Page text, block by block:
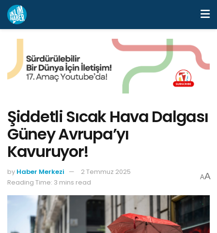
Şiddetli Sıcak Hava Dalgası
Güney Avrupa’yı
Kavuruyor!
by Haber Merkezi
2 Temmuz 2025
Reading Time: 3 mins read
AA